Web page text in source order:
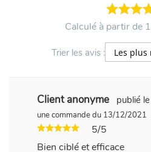
Calculé à partir de
Trier les avis :
Client anonyme publié
une commande du 13/12/2021
5/5
Bien ciblé et efficace